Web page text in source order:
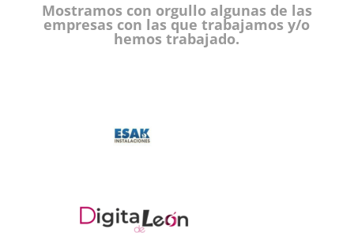
Mostramos con orgullo algunas de las
empresas con las que trabajamos y/o
hemos trabajado.